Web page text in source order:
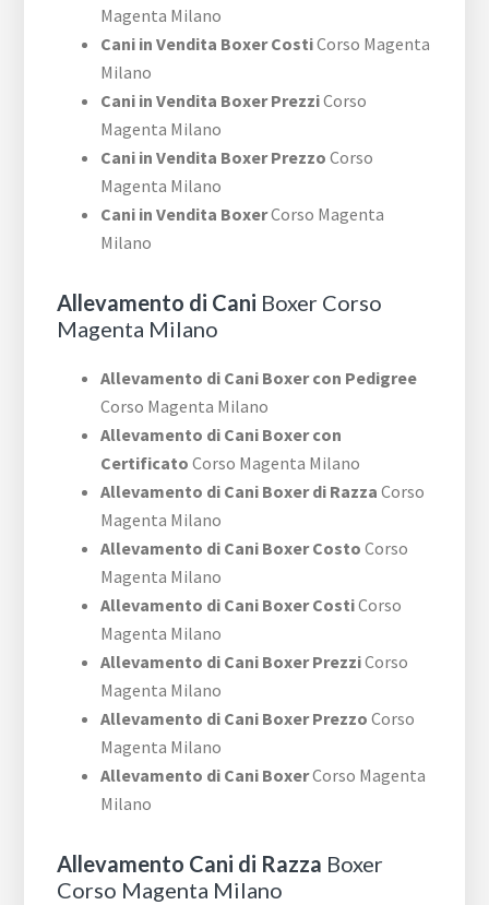
Magenta Milano
Cani in Vendita Boxer CostiCorso Magenta
Milano
Cani in Vendita Boxer PrezziCorso
Magenta Milano
Cani in Vendita Boxer Prezzo Corso
Magenta Milano
Cani in Vendita BoxerCorso Magenta
Milano
Allevamento di Cani Boxer Corso
Magenta Milano
Allevamento di Cani Boxer con Pedigree
Corso Magenta Milano
Allevamento di Cani Boxer con
Certificato Corso Magenta Milano
Allevamento di Cani Boxer di Razza Corso
Magenta Milano
Allevamento di Cani Boxer Costo Corso
Magenta Milano
Allevamento di Cani Boxer CostiCorso
Magenta Milano
Allevamento di Cani Boxer PrezziCorso
Magenta Milano
Allevamento di Cani Boxer Prezzo Corso
Magenta Milano
Allevamento di Cani BoxerCorso Magenta
Milano
Allevamento Cani di Razza Boxer
Corso Magenta Milano